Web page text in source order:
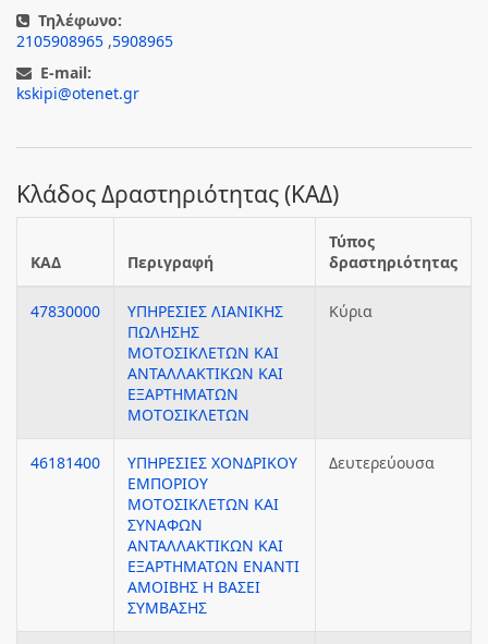
Τηλέφωνο:
2105908965 ,5908965
E-mail:
kskipi@otenet.gr
Κλάδος Δραστηριότητας (ΚΑΔ)
ΚΑΔ Περιγραφή
Τύπος
δραστηριότητας
47830000
ΥΠΗΡΕΣΙΕΣ ΛΙΑΝΙΚΗΣ
ΠΩΛΗΣΗΣ
ΜΟΤΟΣΙΚΛΕΤΩΝ ΚΑΙ
ΑΝΤΑΛΛΑΚΤΙΚΩΝ ΚΑΙ
ΕΞΑΡΤΗΜΑΤΩΝ
ΜΟΤΟΣΙΚΛΕΤΩΝ
Κύρια
46181400
ΥΠΗΡΕΣΙΕΣ ΧΟΝΔΡΙΚΟΥ
ΕΜΠΟΡΙΟΥ
ΜΟΤΟΣΙΚΛΕΤΩΝ ΚΑΙ
ΣΥΝΑΦΩΝ
ΑΝΤΑΛΛΑΚΤΙΚΩΝ ΚΑΙ
ΕΞΑΡΤΗΜΑΤΩΝ ΕΝΑΝΤΙ
ΑΜΟΙΒΗΣ Η ΒΑΣΕΙ
ΣΥΜΒΑΣΗΣ
Δευτερεύουσα